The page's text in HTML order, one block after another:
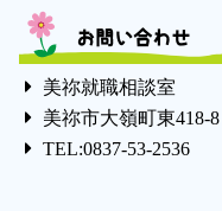
お問い合わせ
美祢就職相談室
美祢市大嶺町東418-8
TEL:0837-53-2536